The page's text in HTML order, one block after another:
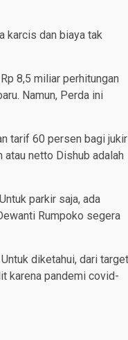
karcis dan biaya tak
8,5 miliar perhitungan
Namun, Perda ini
tarif 60 persen bagi jukir
netto Dishub adalah
parkir saja, ada
Rumpoko segera
diketahui, dari target
karena pandemi covid-